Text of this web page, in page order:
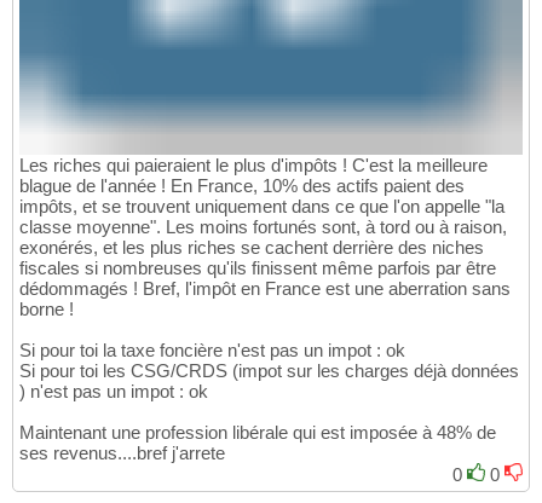
Les riches qui paieraient le plus d'impôts ! C'est la meilleure
blague de l'année ! En France, 10% des actifs paient des
impôts, et se trouvent uniquement dans ce que l'on appelle "la
classe moyenne". Les moins fortunés sont, à tord ou à raison,
exonérés, et les plus riches se cachent derrière des niches
fiscales si nombreuses qu'ils finissent même parfois par être
dédommagés ! Bref, l'impôt en France est une aberration sans
borne !
Si pour toi la taxe foncière n'est pas un impot : ok
Si pour toi les CSG/CRDS (impot sur les charges déjà données
) n'est pas un impot : ok
Maintenant une profession libérale qui est imposée à 48% de
ses revenus....bref j'arrete
0
0